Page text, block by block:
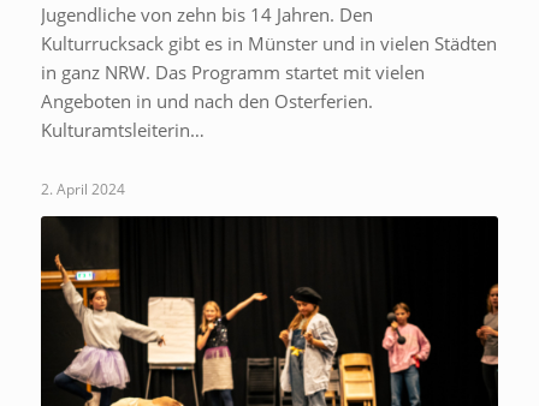
Jugendliche von zehn bis 14 Jahren. Den
Kulturrucksack gibt es in Münster und in vielen Städten
in ganz NRW. Das Programm startet mit vielen
Angeboten in und nach den Osterferien.
Kulturamtsleiterin…
2. April 2024